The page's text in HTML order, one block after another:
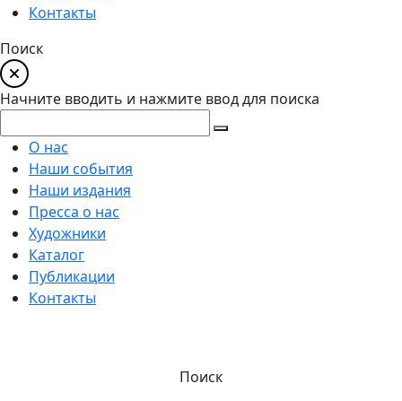
Контакты
Поиск
Начните вводить и нажмите ввод для поиска
О нас
Наши события
Наши издания
Пресса о нас
Художники
Каталог
Публикации
Контакты
Поиск